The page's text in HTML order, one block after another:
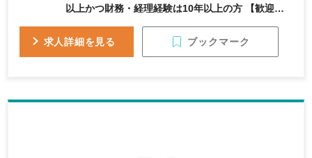
以上かつ財務・経理経験は10年以上の方 【歓迎業
引に関する実務経験 ・開示書類作成経験 ・固定資
求人詳細を見る ブックマーク